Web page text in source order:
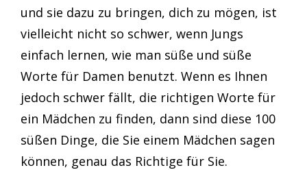
und sie dazu zu bringen, dich zu mögen, ist
vielleicht nicht so schwer, wenn Jungs
einfach lernen, wie man süße und süße
Worte für Damen benutzt. Wenn es Ihnen
jedoch schwer fällt, die richtigen Worte für
ein Mädchen zu finden, dann sind diese 100
süßen Dinge, die Sie einem Mädchen sagen
können, genau das Richtige für Sie.